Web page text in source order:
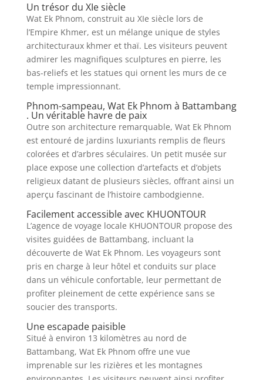
Un trésor du XIe siècle
Wat Ek Phnom, construit au XIe siècle lors de
l’Empire Khmer, est un mélange unique de styles
architecturaux khmer et thaï. Les visiteurs peuvent
admirer les magnifiques sculptures en pierre, les
bas-reliefs et les statues qui ornent les murs de ce
temple impressionnant.
Phnom-sampeau, Wat Ek Phnom à Battambang
. Un véritable havre de paix
Outre son architecture remarquable, Wat Ek Phnom
est entouré de jardins luxuriants remplis de fleurs
colorées et d’arbres séculaires. Un petit musée sur
place expose une collection d’artefacts et d’objets
religieux datant de plusieurs siècles, offrant ainsi un
aperçu fascinant de l’histoire cambodgienne.
Facilement accessible avec KHUONTOUR
L’agence de voyage locale KHUONTOUR propose des
visites guidées de Battambang, incluant la
découverte de Wat Ek Phnom. Les voyageurs sont
pris en charge à leur hôtel et conduits sur place
dans un véhicule confortable, leur permettant de
profiter pleinement de cette expérience sans se
soucier des transports.
Une escapade paisible
Situé à environ 13 kilomètres au nord de
Battambang, Wat Ek Phnom offre une vue
imprenable sur les rizières et les montagnes